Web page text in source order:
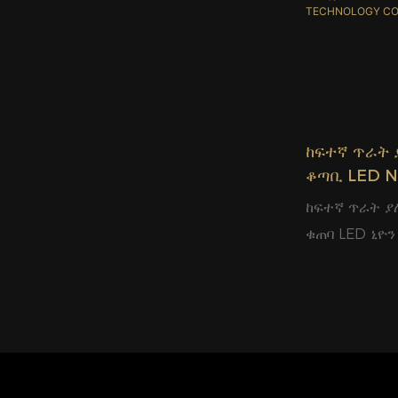
ውጤት።
ከፍተኛ ጥራት
ቆጣቢ LED
GLAMOR
ከፍተኛ ጥራት
ቁጠባ LED